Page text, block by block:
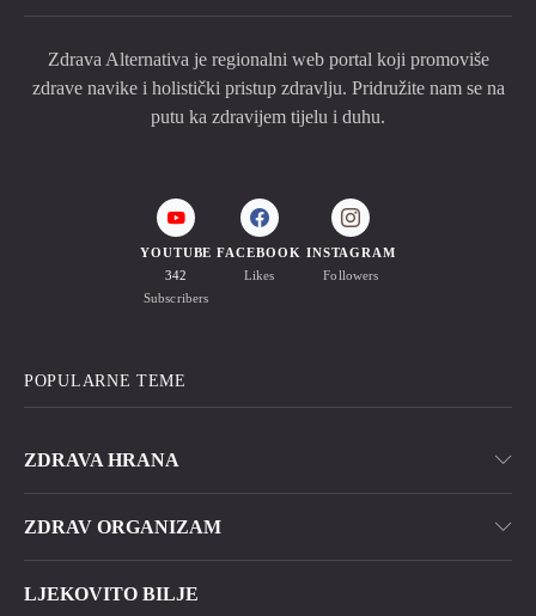
Zdrava Alternativa je regionalni web portal koji promoviše
zdrave navike i holistički pristup zdravlju. Pridružite nam se na
putu ka zdravijem tijelu i duhu.
YOUTUBE
342
Subscribers
FACEBOOK
Likes
INSTAGRAM
Followers
POPULARNE TEME
ZDRAVA HRANA
ZDRAV ORGANIZAM
LJEKOVITO BILJE